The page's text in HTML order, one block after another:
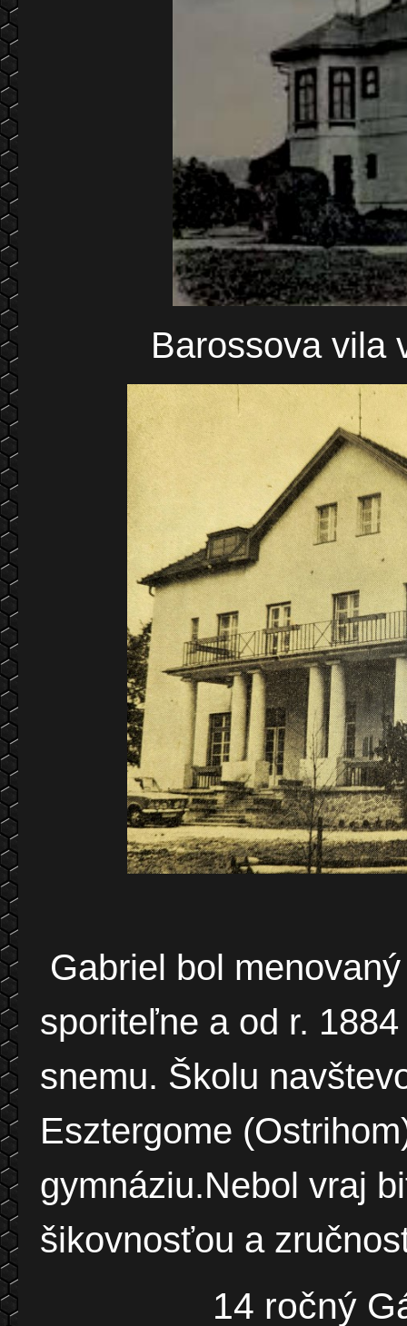
Barossova vila
Gabriel bol
sporiteľne a od r.
snemu. Školu
Esztergome
gymnáziu.Nebol vraj
šikovnosťou a
14 ročný